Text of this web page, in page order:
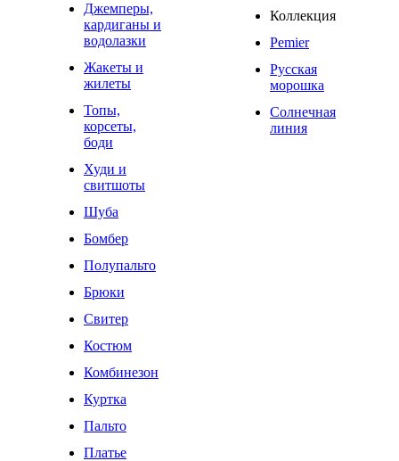
Джемперы,
кардиганы и
водолазки
Жакеты и
жилеты
Топы,
корсеты,
боди
Худи и
свитшоты
Шуба
Бомбер
Полупальто
Брюки
Свитер
Костюм
Комбинезон
Куртка
Пальто
Платье
Коллекция
Pemier
Русская
морошка
Солнечная
линия